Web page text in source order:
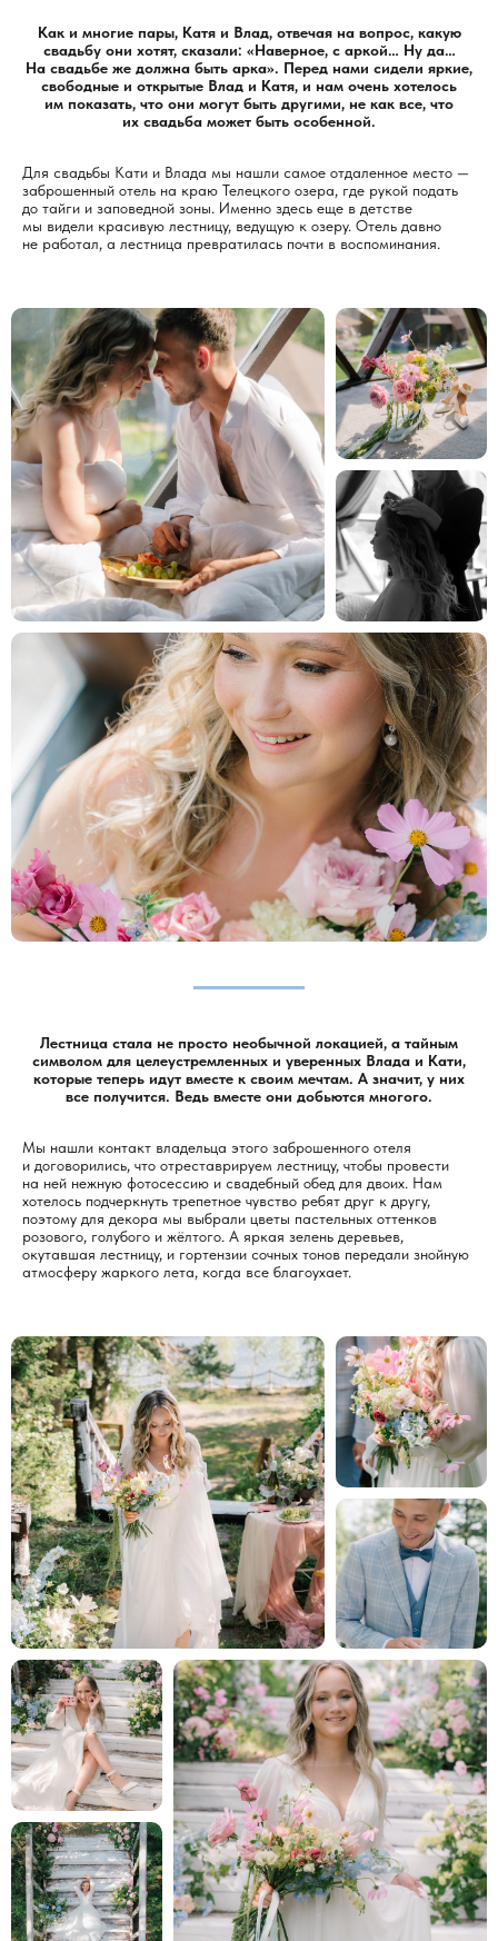
Как и многие пары, Катя и Влад, отвечая на вопрос, какую
свадьбу они хотят, сказали: «Наверное, с аркой… Ну да…
На свадьбе же должна быть арка». Перед нами сидели яркие,
свободные и открытые Влад и Катя, и нам очень хотелось
им показать, что они могут быть другими, не как все, что
их свадьба может быть особенной.
Для свадьбы Кати и Влада мы нашли самое отдаленное место —
заброшенный отель на краю Телецкого озера, где рукой подать
до тайги и заповедной зоны. Именно здесь еще в детстве
мы видели красивую лестницу, ведущую к озеру. Отель давно
не работал, а лестница превратилась почти в воспоминания.
Лестница стала не просто необычной локацией, а тайным
символом для целеустремленных и уверенных Влада и Кати,
которые теперь идут вместе к своим мечтам. А значит, у них
все получится. Ведь вместе они добьются многого.
Мы нашли контакт владельца этого заброшенного отеля
и договорились, что отреставрируем лестницу, чтобы провести
на ней нежную фотосессию и свадебный обед для двоих. Нам
хотелось подчеркнуть трепетное чувство ребят друг к другу,
поэтому для декора мы выбрали цветы пастельных оттенков
розового, голубого и жёлтого. А яркая зелень деревьев,
окутавшая лестницу, и гортензии сочных тонов передали знойную
атмосферу жаркого лета, когда все благоухает.